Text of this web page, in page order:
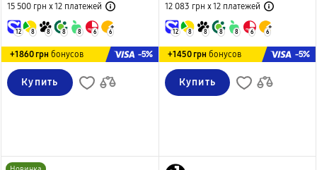
15 500 грн х 12 платежей
12 8 8 8 8 6 6
+1860 грн бонусов -5%
Купить
12 083 грн х 12платежей
12 8 8 8 8 6 6
+1450 грн бонусов -5%
Купить